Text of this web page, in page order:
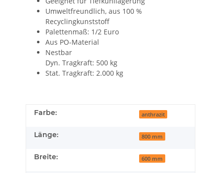
Umweltfreundlich, aus 100 %
Recyclingkunststoff
Palettenmaß: 1/2 Euro
Aus PO-Material
Nestbar
Dyn. Tragkraft: 500 kg
Stat. Tragkraft: 2.000 kg
Farbe: anthrazit
Länge: 800 mm
Breite: 600 mm